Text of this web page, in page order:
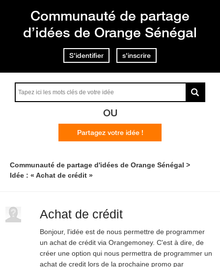
Communauté de partage
d’idées de Orange Sénégal
S'identifier s'inscrire
OU
Partagez votre idée !
Communauté de partage d'idées de Orange Sénégal
Idée : « Achat de crédit »
Achat de crédit
Bonjour, l'idée est de nous permettre de programmer
un achat de crédit via Orangemoney. C'est à dire, de
créer une option qui nous permettra de programmer un
achat de credit lors de la prochaine promo par